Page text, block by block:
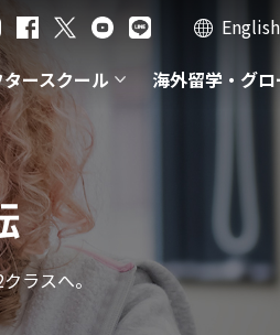
English
ースクール 海外留学・グ
ラスへ。